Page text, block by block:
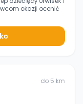
okazji ocenić
do 5 km